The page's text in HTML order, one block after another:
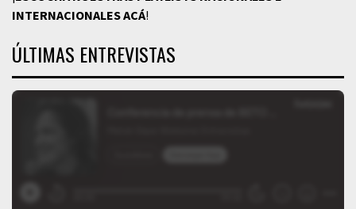
INTERNACIONALESACÁ!
ÚLTIMAS ENTREVISTAS